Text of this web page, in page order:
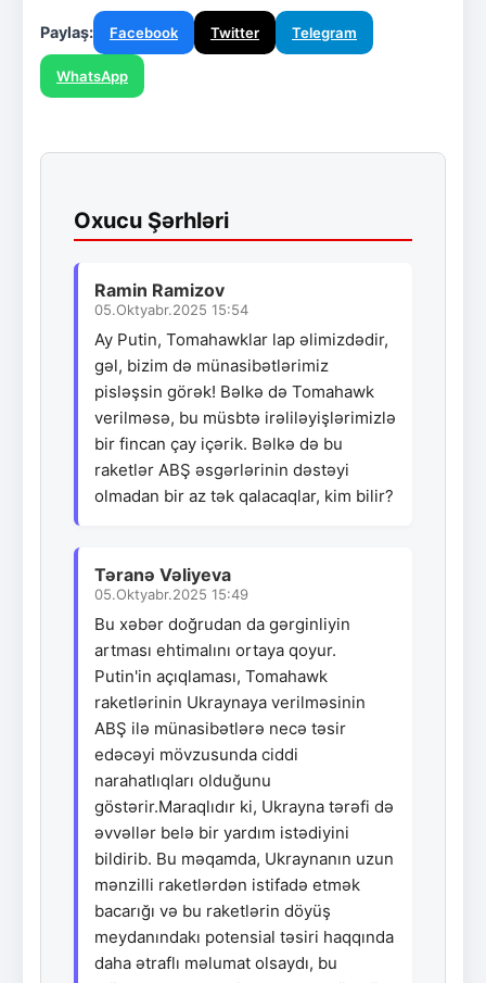
Paylaş: Facebook Twitter Telegram
WhatsApp
Oxucu Şərhləri
Ramin Ramizov
05.Oktyabr.2025 15:54
Ay Putin, Tomahawklar lap əlimizdədir,
gəl, bizim də münasibətlərimiz
pisləşsin görək! Bəlkə də Tomahawk
verilməsə, bu müsbtə irəliləyişlərimizlə
bir fincan çay içərik. Bəlkə də bu
raketlər ABŞ əsgərlərinin dəstəyi
olmadan bir az tək qalacaqlar, kim bilir?
Təranə Vəliyeva
05.Oktyabr.2025 15:49
Bu xəbər doğrudan da gərginliyin
artması ehtimalını ortaya qoyur.
Putin'in açıqlaması, Tomahawk
raketlərinin Ukraynaya verilməsinin
ABŞ ilə münasibətlərə necə təsir
edəcəyi mövzusunda ciddi
narahatlıqları olduğunu
göstərir.Maraqlıdır ki, Ukrayna tərəfi də
əvvəllər belə bir yardım istədiyini
bildirib. Bu məqamda, Ukraynanın uzun
mənzilli raketlərdən istifadə etmək
bacarığı və bu raketlərin döyüş
meydanındakı potensial təsiri haqqında
daha ətraflı məlumat olsaydı, bu